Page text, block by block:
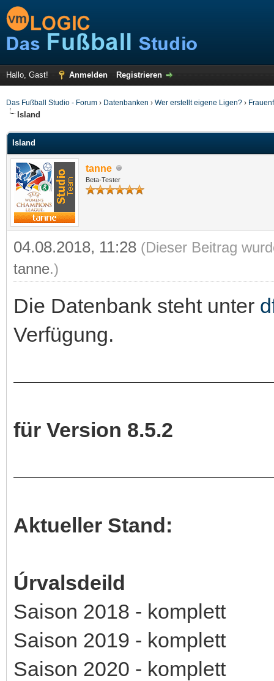
Hallo, Gast! Anmelden Registrieren
Das Fußball Studio - Forum › Datenbanken › Wer erstellt eigene Ligen? ›
Island
Island
tanne
Beta-Tester
04.08.2018, 11:28 (Dieser Beitrag
tanne.)
Die Datenbank steht unter
Verfügung.
für Version 8.5.2
Aktueller Stand:
Úrvalsdeild
Saison 2018 - komplett
Saison 2019 - komplett
Saison 2020 - komplett